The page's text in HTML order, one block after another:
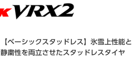
【ベーシックスタッドレス】氷雪上性能と
静粛性を両立させたスタッドレスタイヤ